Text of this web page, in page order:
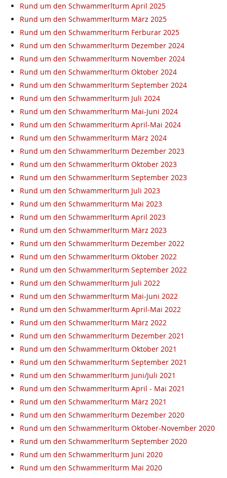
Rund um den Schwammerlturm April 2025
Rund um den Schwammerlturm März 2025
Rund um den Schwammerlturm Ferburar 2025
Rund um den Schwammerlturm Dezember 2024
Rund um den Schwammerlturm November 2024
Rund um den Schwammerlturm Oktober 2024
Rund um den Schwammerlturm September 2024
Rund um den Schwammerlturm Juli 2024
Rund um den Schwammerlturm Mai-Juni 2024
Rund um den Schwammerlturm April-Mai 2024
Rund um den Schwammerlturm März 2024
Rund um den Schwammerlturm Dezember 2023
Rund um den Schwammerlturm Oktober 2023
Rund um den Schwammerlturm September 2023
Rund um den Schwammerlturm Juli 2023
Rund um den Schwammerlturm Mai 2023
Rund um den Schwammerlturm April 2023
Rund um den Schwammerlturm März 2023
Rund um den Schwammerlturm Dezember 2022
Rund um den Schwammerlturm Oktober 2022
Rund um den Schwammerlturm September 2022
Rund um den Schwammerlturm Juli 2022
Rund um den Schwammerlturm Mai-Juni 2022
Rund um den Schwammerlturm April-Mai 2022
Rund um den Schwammerlturm März 2022
Rund um den Schwammerlturm Dezember 2021
Rund um den Schwammerlturm Oktober 2021
Rund um den Schwammerlturm September 2021
Rund um den Schwammerlturm Juni/Juli 2021
Rund um den Schwammerlturm April - Mai 2021
Rund um den Schwammerlturm März 2021
Rund um den Schwammerlturm Dezember 2020
Rund um den Schwammerlturm Oktober-November 2020
Rund um den Schwammerlturm September 2020
Rund um den Schwammerlturm Juni 2020
Rund um den Schwammerlturm Mai 2020